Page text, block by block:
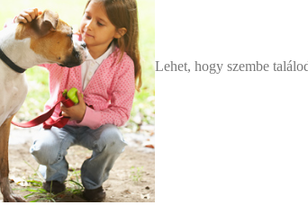
Lehet, hogy szembe